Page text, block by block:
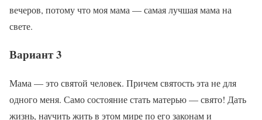
вечеров, потому что моя мама — самая лучшая мама на
свете.
Вариант 3
Мама — это святой человек. Причем святость эта не для
одного меня. Само состояние стать матерью — свято! Дать
жизнь, научить жить в этом мире по его законам и